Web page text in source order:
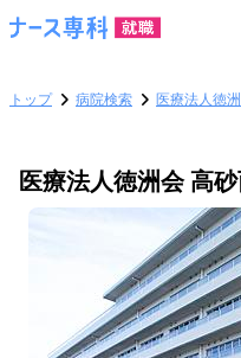
トップ 病院検索 医療法人徳
医療法人徳洲会 高